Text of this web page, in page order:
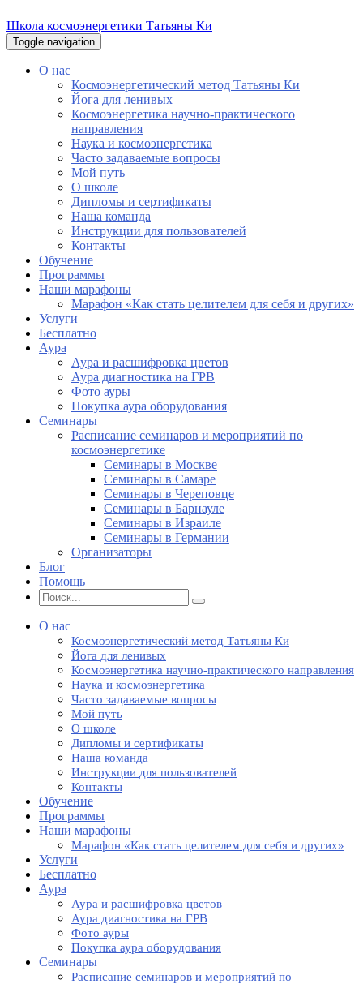
Школа космоэнергетики Татьяны Ки
Toggle navigation
О нас
Космоэнергетический метод Татьяны Ки
Йога для ленивых
Космоэнергетика научно-практического
направления
Наука и космоэнергетика
Часто задаваемые вопросы
Мой путь
О школе
Дипломы и сертификаты
Наша команда
Инструкции для пользователей
Контакты
Обучение
Программы
Наши марафоны
Марафон «Как стать целителем для себя и других»
Услуги
Бесплатно
Аура
Аура и расшифровка цветов
Аура диагностика на ГРВ
Фото ауры
Покупка аура оборудования
Семинары
Расписание семинаров и мероприятий по
космоэнергетике
Семинары в Москве
Семинары в Самаре
Семинары в Череповце
Семинары в Барнауле
Семинары в Израиле
Семинары в Германии
Организаторы
Блог
Помощь
О нас
Космоэнергетический метод Татьяны Ки
Йога для ленивых
Космоэнергетика научно-практического направления
Наука и космоэнергетика
Часто задаваемые вопросы
Мой путь
О школе
Дипломы и сертификаты
Наша команда
Инструкции для пользователей
Контакты
Обучение
Программы
Наши марафоны
Марафон «Как стать целителем для себя и других»
Услуги
Бесплатно
Аура
Аура и расшифровка цветов
Аура диагностика на ГРВ
Фото ауры
Покупка аура оборудования
Семинары
Расписание семинаров и мероприятий по